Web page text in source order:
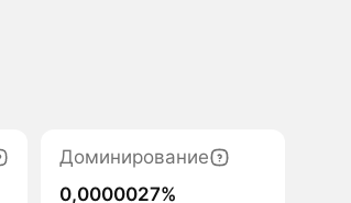
Доминирование
0,0000027%